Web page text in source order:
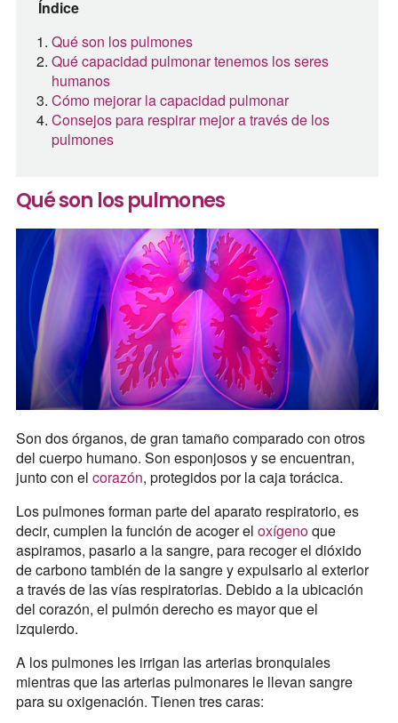
Índice
Qué son los pulmones
Qué capacidad pulmonar tenemos los seres
humanos
Cómo mejorar la capacidad pulmonar
Consejos para respirar mejor a través de los
pulmones
Qué son los pulmones
Son dos órganos, de gran tamaño comparado con otros
del cuerpo humano. Son esponjosos y se encuentran,
junto con el corazón, protegidos por la caja torácica.
Los pulmones forman parte del aparato respiratorio, es
decir, cumplen la función de acoger el oxígenoque
aspiramos, pasarlo a la sangre, para recoger el dióxido
de carbono también de la sangre y expulsarlo al exterior
a través de las vías respiratorias. Debido a la ubicación
del corazón, el pulmón derecho es mayor que el
izquierdo.
A los pulmones les irrigan las arterias bronquiales
mientras que las arterias pulmonares le llevan sangre
para su oxigenación. Tienen tres caras: